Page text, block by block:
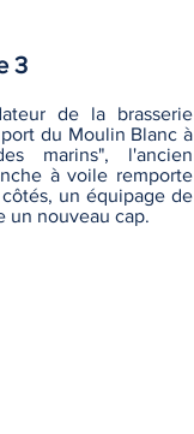
3
de la brasserie
du Moulin Blanc à
marins", l'ancien
à voile remporte
un équipage de
un nouveau cap.